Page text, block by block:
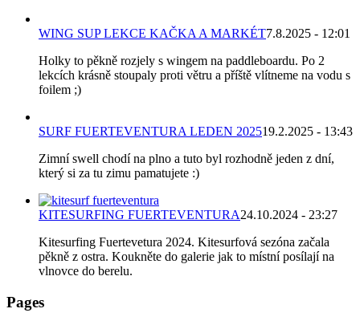
WING SUP LEKCE KAČKA A MARKÉT7.8.2025 - 12:01
Holky to pěkně rozjely s wingem na paddleboardu. Po 2
lekcích krásně stoupaly proti větru a příště vlítneme na vodu s
foilem ;)
SURF FUERTEVENTURA LEDEN 202519.2.2025 - 13:43
Zimní swell chodí na plno a tuto byl rozhodně jeden z dní,
který si za tu zimu pamatujete :)
KITESURFING FUERTEVENTURA24.10.2024 - 23:27
Kitesurfing Fuertevetura 2024. Kitesurfová sezóna začala
pěkně z ostra. Koukněte do galerie jak to místní posílají na
vlnovce do berelu.
Pages